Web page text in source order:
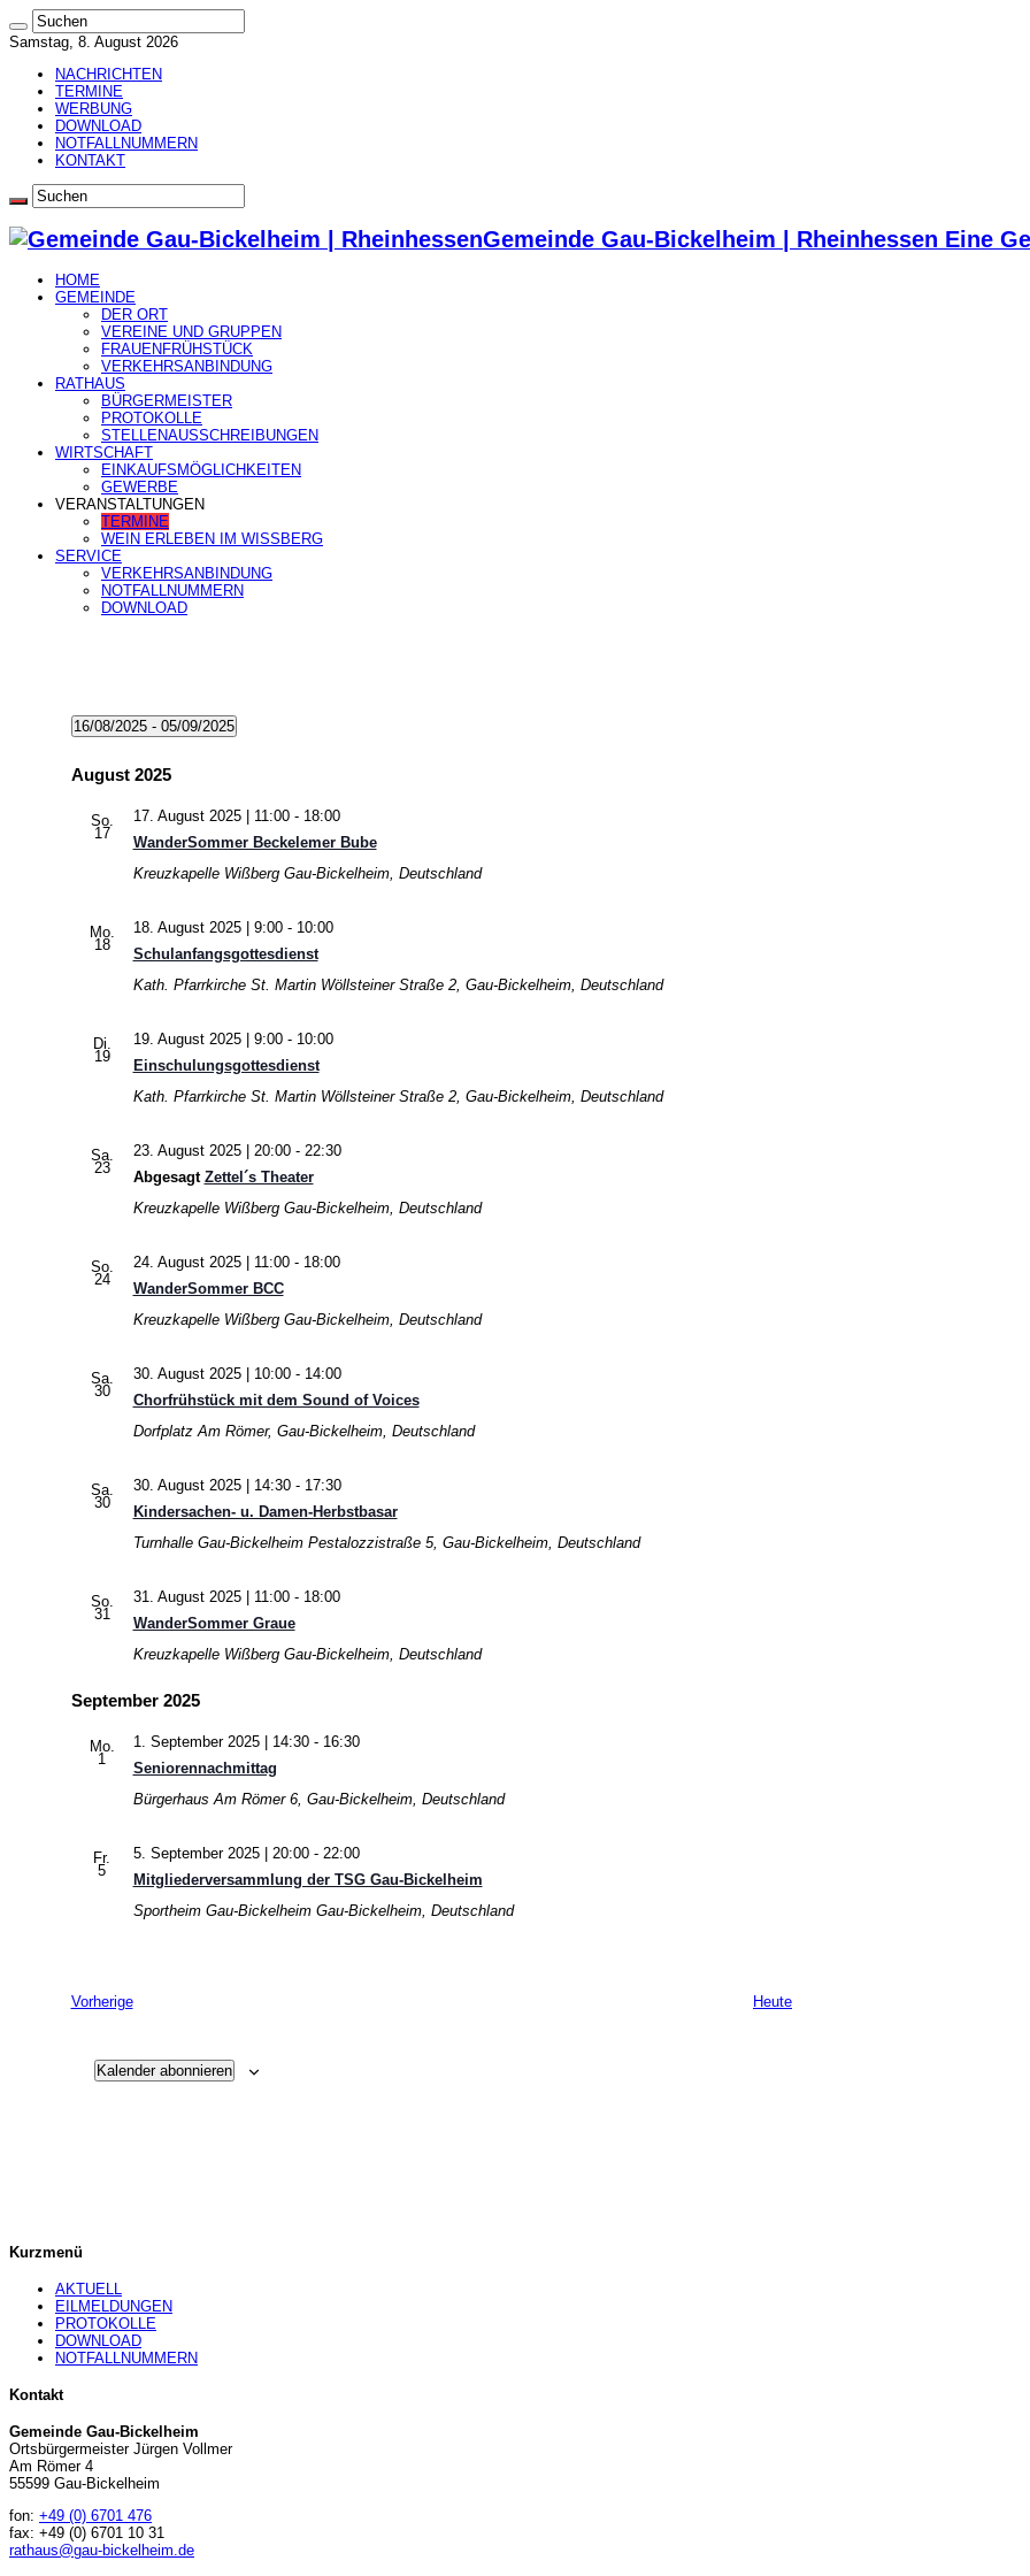
Samstag, 8. August 2026
NACHRICHTEN
TERMINE
WERBUNG
DOWNLOAD
NOTFALLNUMMERN
KONTAKT
Gemeinde Gau-Bickelheim | Rheinhessen Eine
HOME
GEMEINDE
DER ORT
VEREINE UND GRUPPEN
FRAUENFRÜHSTÜCK
VERKEHRSANBINDUNG
RATHAUS
BÜRGERMEISTER
PROTOKOLLE
STELLENAUSSCHREIBUNGEN
WIRTSCHAFT
EINKAUFSMÖGLICHKEITEN
GEWERBE
VERANSTALTUNGEN
TERMINE
WEIN ERLEBEN IM WISSBERG
SERVICE
VERKEHRSANBINDUNG
NOTFALLNUMMERN
DOWNLOAD
Veranstaltungen
16/08/2025 - 05/09/2025
August 2025
So.
17
WanderSommer Beckelemer Bube
17. August 2025 | 11:00- 18:00
Kreuzkapelle Wißberg Gau-Bickelheim, Deutschland
Mo.
18
Schulanfangsgottesdienst
18. August 2025 | 9:00- 10:00
Kath. Pfarrkirche St. Martin Wöllsteiner Straße 2, Gau-Bickelheim, Deutschland
Di.
19
Einschulungsgottesdienst
19. August 2025 | 9:00- 10:00
Kath. Pfarrkirche St. Martin Wöllsteiner Straße 2, Gau-Bickelheim, Deutschland
Sa.
23
Abgesagt Zettel´s Theater
23. August 2025 | 20:00- 22:30
Kreuzkapelle Wißberg Gau-Bickelheim, Deutschland
So.
24
WanderSommer BCC
24. August 2025 | 11:00- 18:00
Kreuzkapelle Wißberg Gau-Bickelheim, Deutschland
Sa.
30
Chorfrühstück mit dem Sound of Voices
30. August 2025 | 10:00- 14:00
DorfplatzAm Römer, Gau-Bickelheim, Deutschland
Sa.
30
Kindersachen- u. Damen-Herbstbasar
30. August 2025 | 14:30- 17:30
Turnhalle Gau-Bickelheim Pestalozzistraße 5, Gau-Bickelheim, Deutschland
So.
31
WanderSommer Graue
31. August 2025 | 11:00- 18:00
Kreuzkapelle Wißberg Gau-Bickelheim, Deutschland
September 2025
Mo.
1
Seniorennachmittag
1. September 2025 | 14:30- 16:30
BürgerhausAm Römer 6, Gau-Bickelheim, Deutschland
Fr.
5
Mitgliederversammlung der TSG Gau-Bickelheim
5. September 2025 | 20:00- 22:00
Sportheim Gau-Bickelheim Gau-Bickelheim, Deutschland
VorherigeVeranstaltungen Heute
Kalender abonnieren
Kurzmenü
AKTUELL
EILMELDUNGEN
PROTOKOLLE
DOWNLOAD
NOTFALLNUMMERN
Kontakt
Gemeinde Gau-Bickelheim
Ortsbürgermeister Jürgen Vollmer
Am Römer 4
55599 Gau-Bickelheim
fon: +49 (0) 6701 476
fax: +49 (0) 6701 10 31
rathaus@gau-bickelheim.de